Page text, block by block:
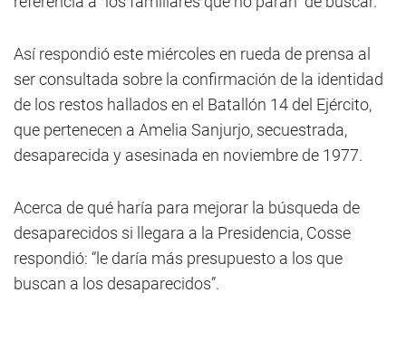
Así respondió este miércoles en rueda de prensa al
ser consultada sobre la confirmación de la identidad
de los restos hallados en el Batallón 14 del Ejército,
que pertenecen a Amelia Sanjurjo, secuestrada,
desaparecida y asesinada en noviembre de 1977.
Acerca de qué haría para mejorar la búsqueda de
desaparecidos si llegara a la Presidencia, Cosse
respondió: “le daría más presupuesto a los que
buscan a los desaparecidos”.